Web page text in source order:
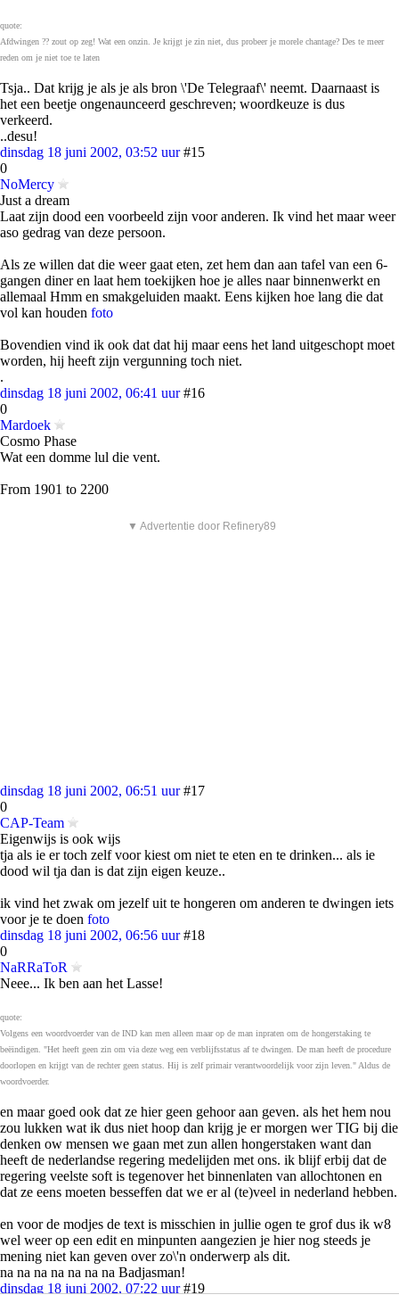
quote:
Afdwingen ?? zout op zeg! Wat een onzin. Je krijgt je zin niet, dus probeer je morele chantage? Des te meer
reden om je niet toe te laten
Tsja.. Dat krijg je als je als bron \'De Telegraaf\' neemt. Daarnaast is
het een beetje ongenaunceerd geschreven; woordkeuze is dus
verkeerd.
..desu!
dinsdag 18 juni 2002, 03:52 uur #15
0
NoMercy
Just a dream
Laat zijn dood een voorbeeld zijn voor anderen. Ik vind het maar weer
aso gedrag van deze persoon.
Als ze willen dat die weer gaat eten, zet hem dan aan tafel van een 6-
gangen diner en laat hem toekijken hoe je alles naar binnenwerkt en
allemaal Hmm en smakgeluiden maakt. Eens kijken hoe lang die dat
vol kan houden foto
Bovendien vind ik ook dat dat hij maar eens het land uitgeschopt moet
worden, hij heeft zijn vergunning toch niet.
.
dinsdag 18 juni 2002, 06:41 uur #16
0
Mardoek
Cosmo Phase
Wat een domme lul die vent.
From 1901 to 2200
▼ Advertentie door Refinery89
dinsdag 18 juni 2002, 06:51 uur #17
0
CAP-Team
Eigenwijs is ook wijs
tja als ie er toch zelf voor kiest om niet te eten en te drinken... als ie
dood wil tja dan is dat zijn eigen keuze..
ik vind het zwak om jezelf uit te hongeren om anderen te dwingen iets
voor je te doen foto
dinsdag 18 juni 2002, 06:56 uur #18
0
NaRRaToR
Neee... Ik ben aan het Lasse!
quote:
Volgens een woordvoerder van de IND kan men alleen maar op de man inpraten om de hongerstaking te
beëindigen. "Het heeft geen zin om via deze weg een verblijfsstatus af te dwingen. De man heeft de procedure
doorlopen en krijgt van de rechter geen status. Hij is zelf primair verantwoordelijk voor zijn leven." Aldus de
woordvoerder.
en maar goed ook dat ze hier geen gehoor aan geven. als het hem nou
zou lukken wat ik dus niet hoop dan krijg je er morgen wer TIG bij die
denken ow mensen we gaan met zun allen hongerstaken want dan
heeft de nederlandse regering medelijden met ons. ik blijf erbij dat de
regering veelste soft is tegenover het binnenlaten van allochtonen en
dat ze eens moeten besseffen dat we er al (te)veel in nederland hebben.
en voor de modjes de text is misschien in jullie ogen te grof dus ik w8
wel weer op een edit en minpunten aangezien je hier nog steeds je
mening niet kan geven over zo\'n onderwerp als dit.
na na na na na na na Badjasman!
dinsdag 18 juni 2002, 07:22 uur #19